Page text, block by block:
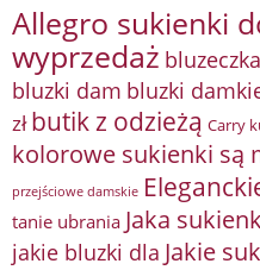
Allegro sukienki
wyprzedaż
bluzki dam bluzki
zł butik z odzieżą Carry
kolorowe sukienki są
przejściowe damskie
tanie ubrania Jaka
jakie bluzki dla Jakie